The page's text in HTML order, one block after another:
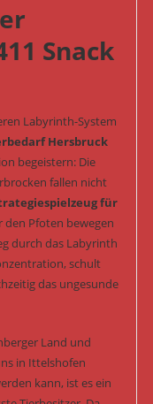
Snack
Labyrinth-System
Hersbruck
begeistern: Die
fallen nicht
für
den Pfoten bewegen
durch das Labyrinth
schult
das ungesunde
Land und
in Ittelshofen
kann, ist es ein